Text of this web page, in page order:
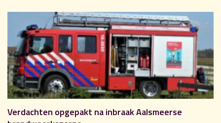
Verdachten opgepakt na inbraak Aalsmeerse